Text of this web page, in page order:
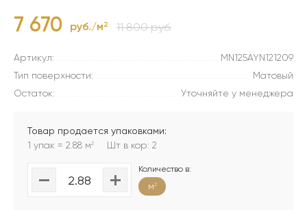
7 670 руб./м2 11 800 руб.
Артикул:
MN125AYN121209
Тип поверхности:
Матовый
Остаток:
Уточняйте у менеджера
Товар продается упаковками:
1 упак = 2.88 м2 Шт в кор: 2
Количество в:
м2